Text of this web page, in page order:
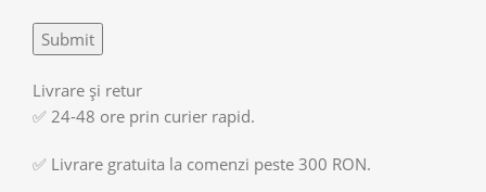
Livrare și retur
✅ 24-48 ore prin curier rapid.
✅ Livrare gratuita la comenzi peste 300 RON.